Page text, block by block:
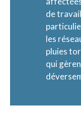
de
les
pluies
qui